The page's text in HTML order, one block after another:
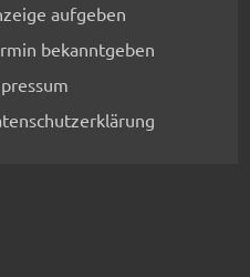
aufgeben
bekanntgeben